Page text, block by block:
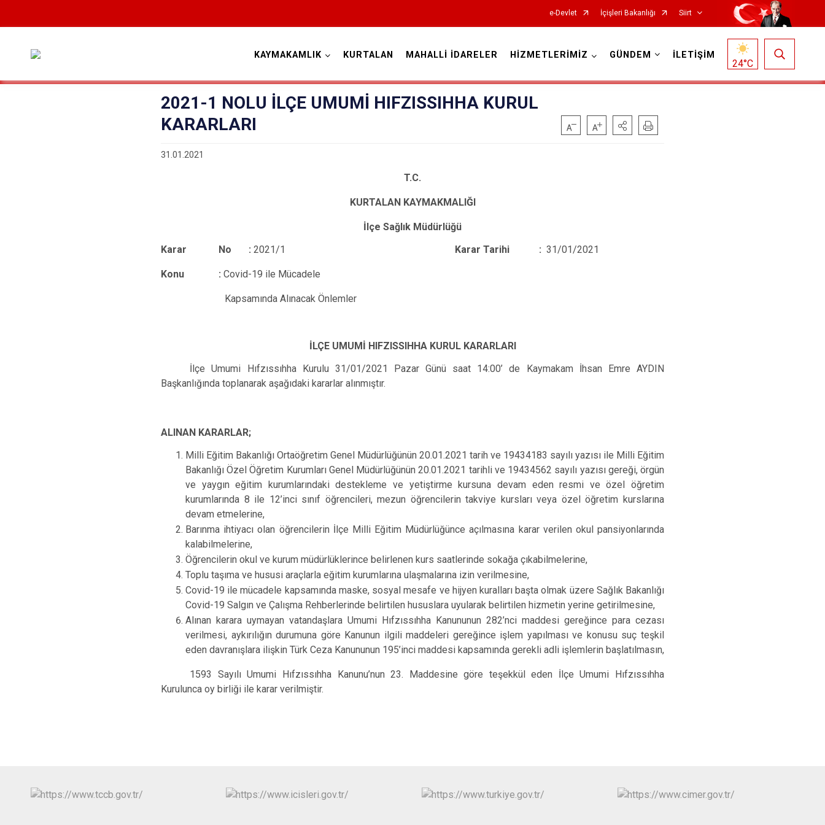
e-Devlet İçişleri Bakanlığı Siirt
Eruh
KAYMAKAMLIK KURTALAN MAHALLİ İDARELER HİZMETLERİMİZ GÜNDEM İLETİŞİM
24°C
2021-1 NOLU İLÇE UMUMİ HIFZISSIHHA KURUL
KARARLARI
31.01.2021
T.C.
KURTALAN KAYMAKMALIĞI
İlçe Sağlık Müdürlüğü
Karar No : 2021/1 Karar Tarihi : 31/01/2021
Konu : Covid-19 ile Mücadele
Kapsamında Alınacak Önlemler
İLÇE UMUMİ HIFZISSIHHA KURUL KARARLARI
İlçe Umumi Hıfzıssıhha Kurulu 31/01/2021 Pazar Günü saat 14:00’ de Kaymakam İhsan Emre AYDIN
Başkanlığında toplanarak aşağıdaki kararlar alınmıştır.
ALINAN KARARLAR;
Milli Eğitim Bakanlığı Ortaöğretim Genel Müdürlüğünün 20.01.2021 tarih ve 19434183 sayılı yazısı ile Milli Eğitim
Bakanlığı Özel Öğretim Kurumları Genel Müdürlüğünün 20.01.2021 tarihli ve 19434562 sayılı yazısı gereği, örgün
ve yaygın eğitim kurumlarındaki destekleme ve yetiştirme kursuna devam eden resmi ve özel öğretim
kurumlarında 8 ile 12’inci sınıf öğrencileri, mezun öğrencilerin takviye kursları veya özel öğretim kurslarına
devam etmelerine,
Barınma ihtiyacı olan öğrencilerin İlçe Milli Eğitim Müdürlüğünce açılmasına karar verilen okul pansiyonlarında
kalabilmelerine,
Öğrencilerin okul ve kurum müdürlüklerince belirlenen kurs saatlerinde sokağa çıkabilmelerine,
Toplu taşıma ve hususi araçlarla eğitim kurumlarına ulaşmalarına izin verilmesine,
Covid-19 ile mücadele kapsamında maske, sosyal mesafe ve hijyen kuralları başta olmak üzere Sağlık Bakanlığı
Covid-19 Salgın ve Çalışma Rehberlerinde belirtilen hususlara uyularak belirtilen hizmetin yerine getirilmesine,
Alınan karara uymayan vatandaşlara Umumi Hıfzıssıhha Kanununun 282’nci maddesi gereğince para cezası
verilmesi, aykırılığın durumuna göre Kanunun ilgili maddeleri gereğince işlem yapılması ve konusu suç teşkil
eden davranışlara ilişkin Türk Ceza Kanununun 195’inci maddesi kapsamında gerekli adli işlemlerin başlatılmasın,
1593 Sayılı Umumi Hıfzıssıhha Kanunu’nun 23. Maddesine göre teşekkül eden İlçe Umumi Hıfzıssıhha
Kurulunca oy birliği ile karar verilmiştir.